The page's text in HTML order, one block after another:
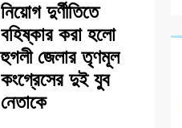
নিয়োগ দুর্ণীতিতে
বহিষ্কার করা হলো
হুগলী জেলার তৃণমূল
কংগ্রেসের দুই যুব
নেতাকে